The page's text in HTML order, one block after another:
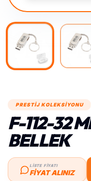
PRESTİJ KOLEKSİYONU
F-112-32
BELLEK
LİSTE FİYATI
FIYAT ALINIZ